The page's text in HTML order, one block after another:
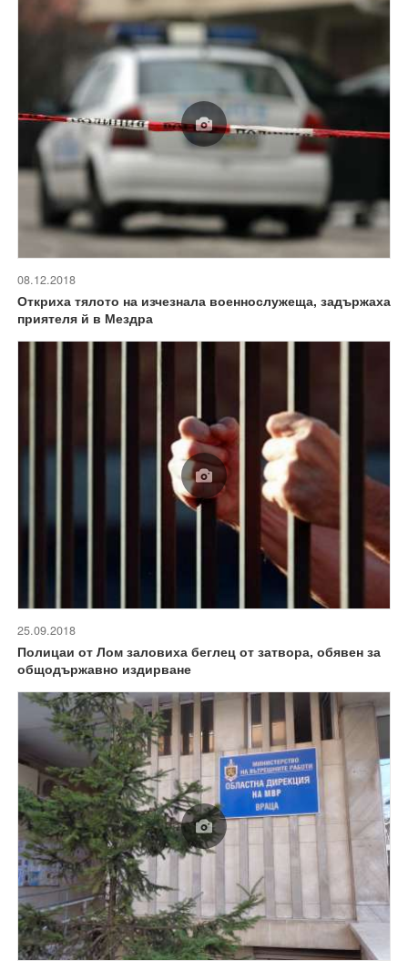
08.12.2018
Откриха тялото на изчезнала военнослужеща, задържаха
приятеля й в Мездра
25.09.2018
Полицаи от Лом заловиха беглец от затвора, обявен за
общодържавно издирване